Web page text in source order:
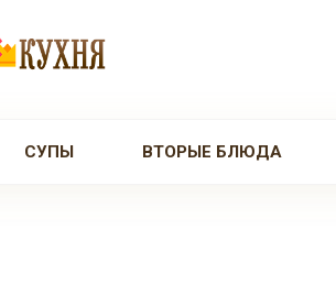
СУПЫ ВТОРЫЕ БЛЮДА